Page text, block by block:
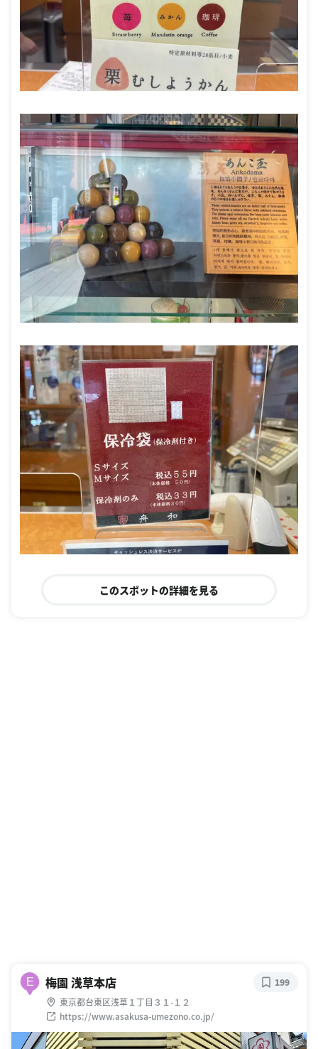
このスポットの詳細を見る
E 梅園 浅草本店
東京都台東区浅草１丁目３１-１２
https://www.asakusa-umezono.co.jp/
199